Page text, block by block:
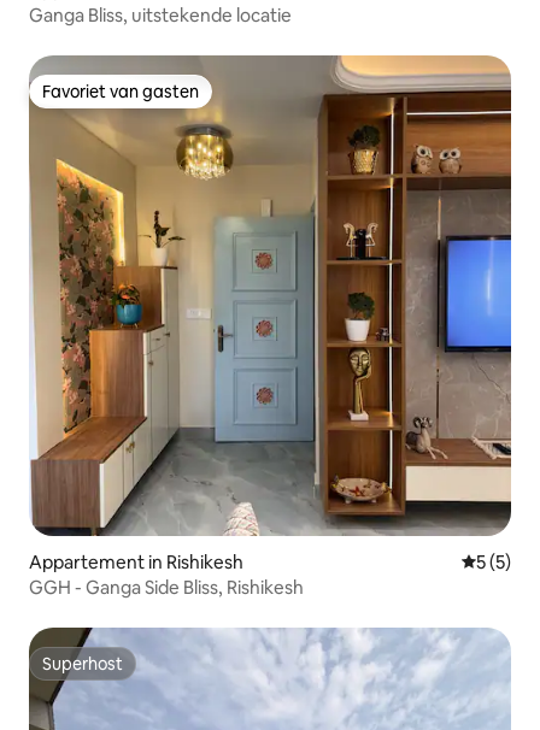
Ganga Bliss, uitstekende locatie
Favoriet van gasten
Favoriet van gasten
Appartement in Rishikesh
5 (5)
GGH - Ganga Side Bliss, Rishikesh
Superhost
Superhost